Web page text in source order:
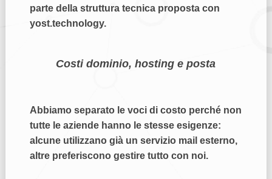
parte della struttura tecnica proposta con
yost.technology.
Costi dominio, hosting e posta
Abbiamo separato le voci di costo perché non
tutte le aziende hanno le stesse esigenze:
alcune utilizzano già un servizio mail esterno,
altre preferiscono gestire tutto con noi.